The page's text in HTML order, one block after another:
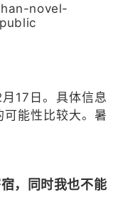
novel-
17日。具体信息
能性比较大。暑
，同时我也不能